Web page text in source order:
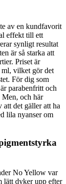
av en kundfavorit
effekt till ett
synligt resultat
är så starka att
Priset är
ml, vilket gör det
För dig som
parabenfritt och
Men, och här
att det gäller att ha
lila nyanser om
No Yellow var
lätt dyker upp efter